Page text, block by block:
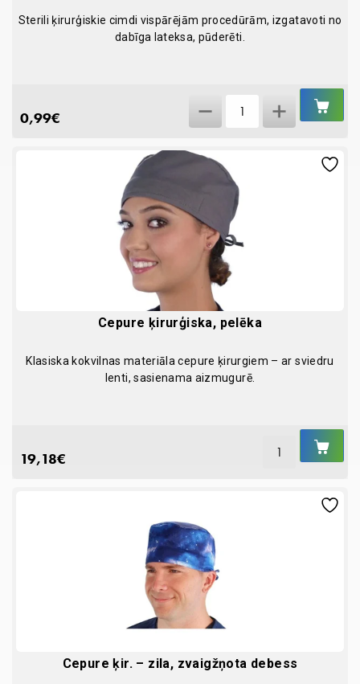
Sterili ķirurģiskie cimdi vispārējām procedūrām, izgatavoti no
dabīga lateksa, pūderēti.
0,99€
cimdi
(cimdu
quantity
Cepure ķirurģiska, pelēka
Klasiska kokvilnas materiāla cepure ķirurgiem – ar sviedru
lenti, sasienama aizmugurē.
19,18€
Cepure ķir. – zila, zvaigžņota debess